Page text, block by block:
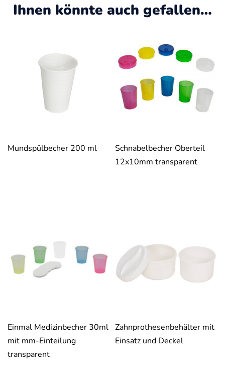
Ihnen könnte auch gefallen…
Mundspülbecher 200 ml
Schnabelbecher Oberteil
12x10mm transparent
Einmal Medizinbecher 30ml
mit mm-Einteilung
transparent
Zahnprothesenbehälter mit
Einsatz und Deckel